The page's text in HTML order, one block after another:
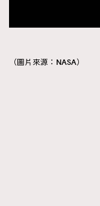
（圖片來源：NASA）